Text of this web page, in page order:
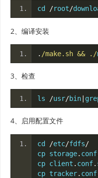
cd /root/
2、编译安装
. /make.sh && ./
3、检查
ls /usr/bin
4、启用配置文件
cd /etc/fdfs/
cp storage. conf
cp client . conf.
cp tracker. conf